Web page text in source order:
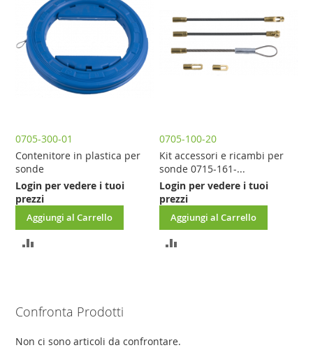
0705-300-01
Contenitore in plastica per
sonde
Login per vedere i tuoi
prezzi
Aggiungi al Carrello
AGGIUNGI
0705-100-20
Kit accessori e ricambi per
sonde 0715-161-...
Login per vedere i tuoi
prezzi
Aggiungi al Carrello
Confronta Prodotti
Non ci sono articoli da confrontare.